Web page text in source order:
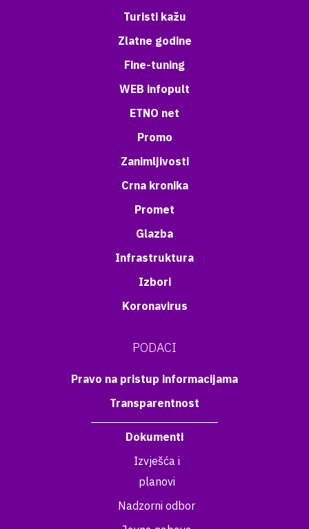
Turisti kažu
Zlatne godine
Fine-tuning
WEB infopult
ETNO net
Promo
Zanimljivosti
Crna kronika
Promet
Glazba
Infrastruktura
Izbori
Koronavirus
PODACI
Pravo na pristup informacijama
Transparentnost
Dokumenti
Izvješća i
planovi
Nadzorni odbor